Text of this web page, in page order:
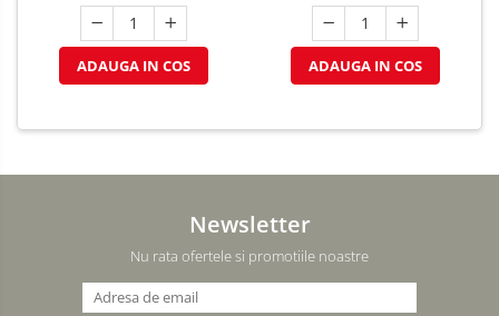
ADAUGA IN COS ADAUGA IN COS
Newsletter
Nu rata ofertele si promotiile noastre